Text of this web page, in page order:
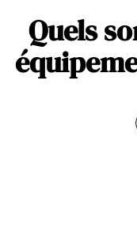
Quels